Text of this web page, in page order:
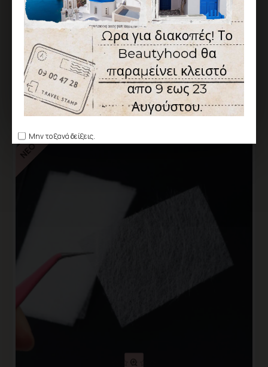
Μην το ξανά δείξεις.
VR Colorist
DUAL FORM Nail System – Square Medium
10,00€
Αγορά Ερώτηση
ΝΈΟ